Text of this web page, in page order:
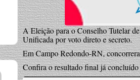
A Eleição para o Conselho Tutelar
Unificada por voto direto e secreto.
Em Campo Redondo-RN,
Confira o resultado final já concluído